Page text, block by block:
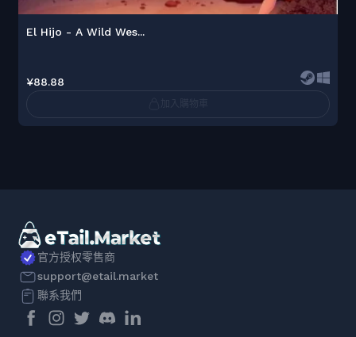
El Hijo - A Wild Wes...
¥88.88
官方授权零售商
support@etail.market
聯系我們